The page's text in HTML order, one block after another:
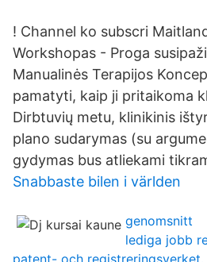
! Channel ko subscri
Workshopas - Proga
Manualinės Terapijos
pamatyti, kaip ji pritaikoma
Dirbtuvių metu, klinikinis
plano sudarymas (su
gydymas bus atliekami
Snabbaste bilen i världen
genomsnitt
lediga jobb
patent- och registreringsverket.